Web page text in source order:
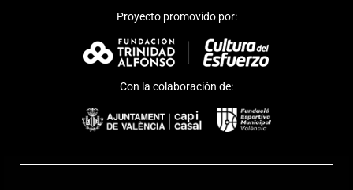
Proyecto promovido por:
Con la colaboración de: